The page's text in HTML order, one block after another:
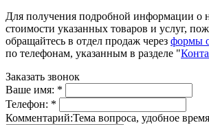
Для получения подробной информации о
стоимости указанных товаров и услуг,
обращайтесь в отдел продаж через формы
по телефонам, указанным в разделе "
Заказать звонок
Ваше имя: *
Телефон: *
Комментарий:Тема вопроса, удобное